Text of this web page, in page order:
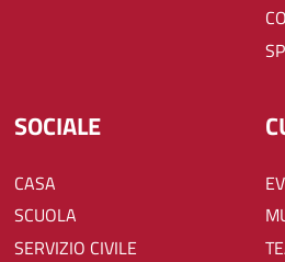
SOCIALE
CASA
SCUOLA
SERVIZIO CIVILE